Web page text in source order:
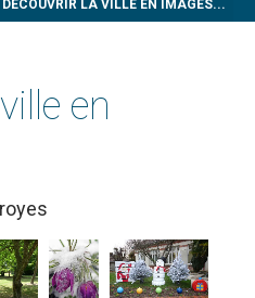
DÉCOUVRIR LA VILLE EN IMAGES...
en